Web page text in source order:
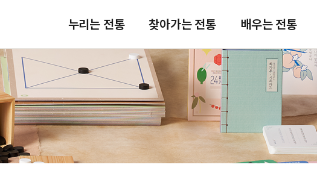
누리는 전통 찾아가는 전통 배우는 전통